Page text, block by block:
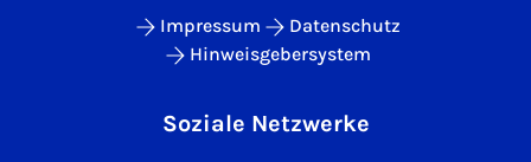
Impressum
Datenschutz
Hinweisgebersystem
Soziale Netzwerke